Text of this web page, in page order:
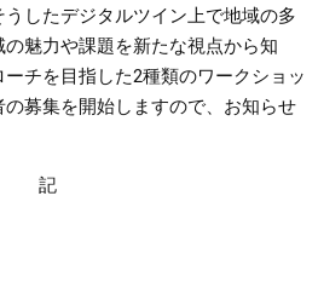
したデジタルツイン上で地域の多
魅力や課題を新たな視点から知
チを目指した2種類のワークショッ
募集を開始しますので、お知らせ
記